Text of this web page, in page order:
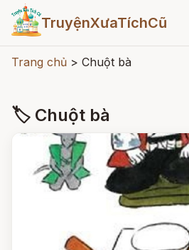
TruyệnXưaTíchCũ
Trang chủ > Chuột bà
🏷 Chuột bà